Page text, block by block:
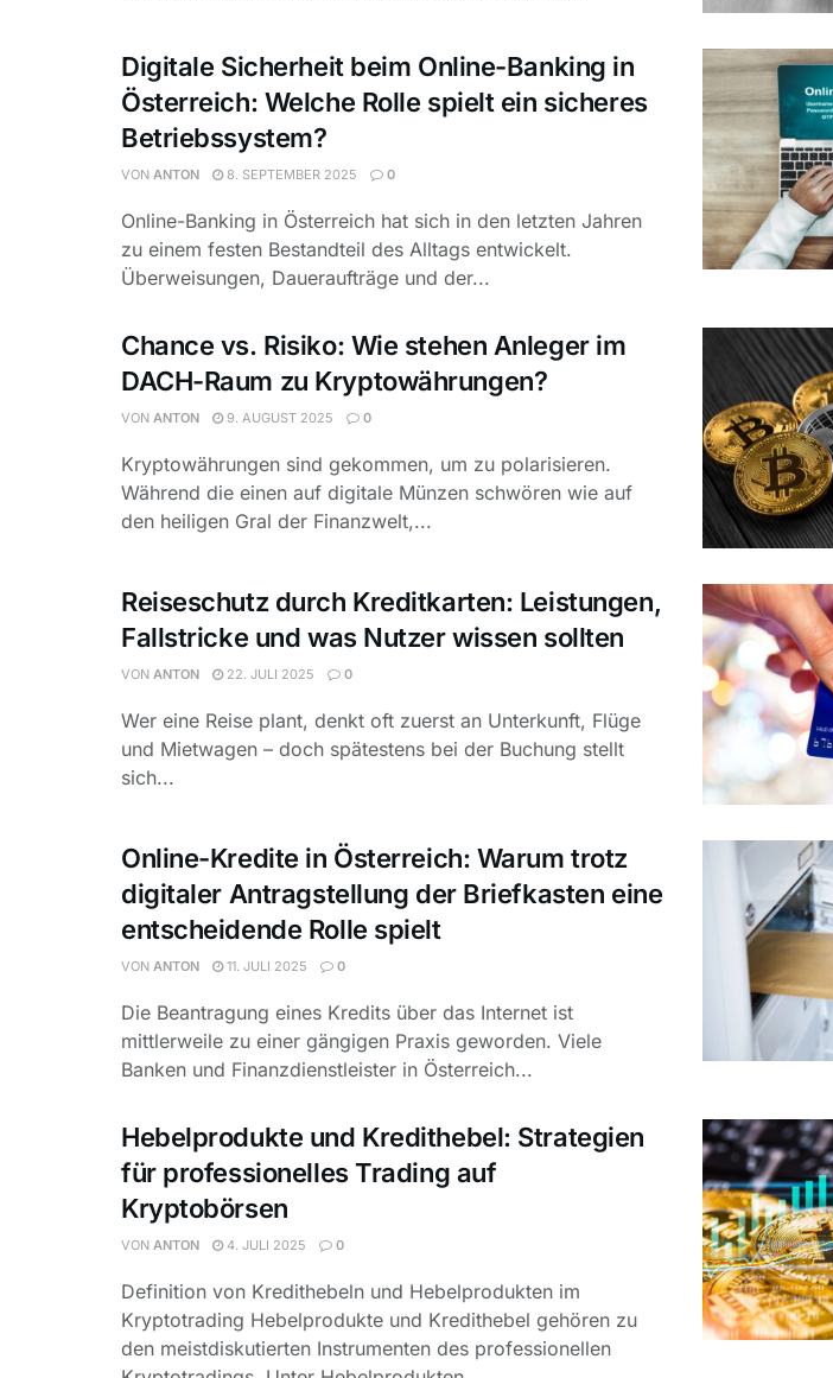
Digitale Sicherheit beim Online-Banking in
Österreich: Welche Rolle spielt ein sicheres
Betriebssystem?
VON ANTON 8. SEPTEMBER 2025 0
Online-Banking in Österreich hat sich in den letzten Jahren
zu einem festen Bestandteil des Alltags entwickelt.
Überweisungen, Daueraufträge und der...
Chance vs. Risiko: Wie stehen Anleger im
DACH-Raum zu Kryptowährungen?
VON ANTON 9. AUGUST 2025 0
Kryptowährungen sind gekommen, um zu polarisieren.
Während die einen auf digitale Münzen schwören wie auf
den heiligen Gral der Finanzwelt,...
Reiseschutz durch Kreditkarten: Leistungen,
Fallstricke und was Nutzer wissen sollten
VON ANTON 22. JULI 2025 0
Wer eine Reise plant, denkt oft zuerst an Unterkunft, Flüge
und Mietwagen – doch spätestens bei der Buchung stellt
sich...
Online-Kredite in Österreich: Warum trotz
digitaler Antragstellung der Briefkasten eine
entscheidende Rolle spielt
VON ANTON 11. JULI 2025 0
Die Beantragung eines Kredits über das Internet ist
mittlerweile zu einer gängigen Praxis geworden. Viele
Banken und Finanzdienstleister in Österreich...
Hebelprodukte und Kredithebel: Strategien
für professionelles Trading auf
Kryptobörsen
VON ANTON 4. JULI 2025 0
Definition von Kredithebeln und Hebelprodukten im
Kryptotrading Hebelprodukte und Kredithebel gehören zu
den meistdiskutierten Instrumenten des professionellen